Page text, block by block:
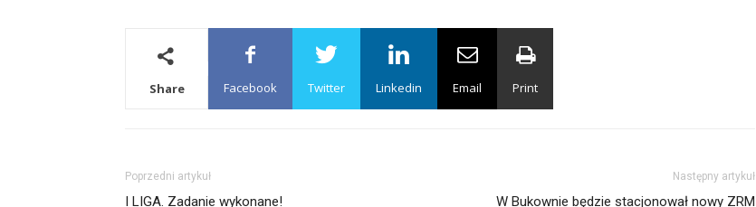
Share Facebook Twitter Linkedin Email Print
Poprzedni artykuł
I LIGA. Zadanie wykonane!
Następny artykuł
W Bukownie będzie stacjonował nowy ZRM